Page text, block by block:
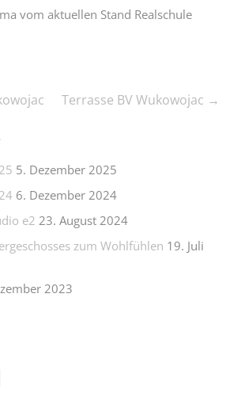
vom aktuellen Stand Realschule
Terrasse BV Wukowojac →
5. Dezember 2025
6. Dezember 2024
e2 23. August 2024
zum Wohlfühlen 19. Juli
2023